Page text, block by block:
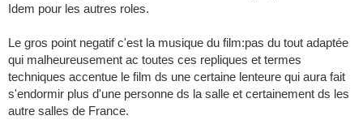
Idem pour les autres roles.
Le gros point negatif c'est la musique du film:pas du tout adaptée
qui malheureusement ac toutes ces repliques et termes
techniques accentue le film ds une certaine lenteure qui aura fait
s'endormir plus d'une personne ds la salle et certainement ds les
autre salles de France.